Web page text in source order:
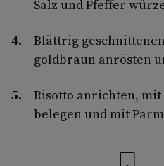
Salz und Pfeffer
Blättrig
goldbraun anrösten
Risotto anrichten,
belegen und mit